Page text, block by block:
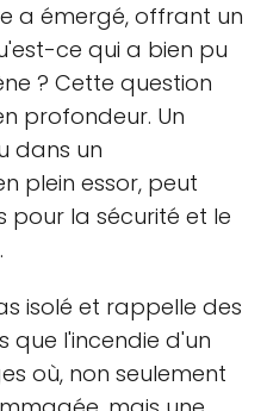
a émergé, offrant un
ce qui a bien pu
? Cette question
profondeur. Un
dans un
plein essor, peut
pour la sécurité et le
isolé et rappelle des
que l'incendie d'un
où, non seulement